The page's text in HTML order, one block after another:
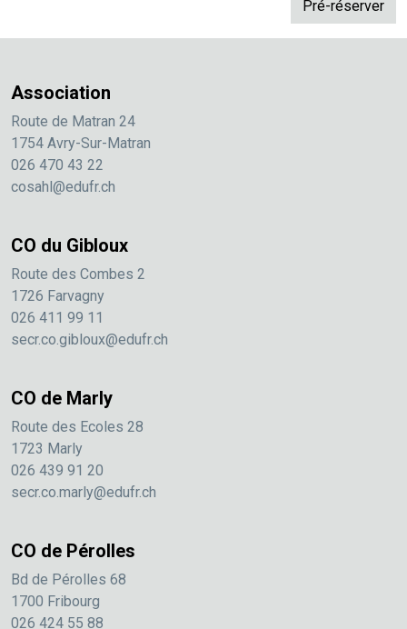
Association
Route de Matran 24
1754 Avry-Sur-Matran
026 470 43 22
cosahl@edufr.ch
CO du Gibloux
Route des Combes 2
1726 Farvagny
026 411 99 11
secr.co.gibloux@edufr.ch
CO de Marly
Route des Ecoles 28
1723 Marly
026 439 91 20
secr.co.marly@edufr.ch
CO de Pérolles
Bd de Pérolles 68
1700 Fribourg
026 424 55 88